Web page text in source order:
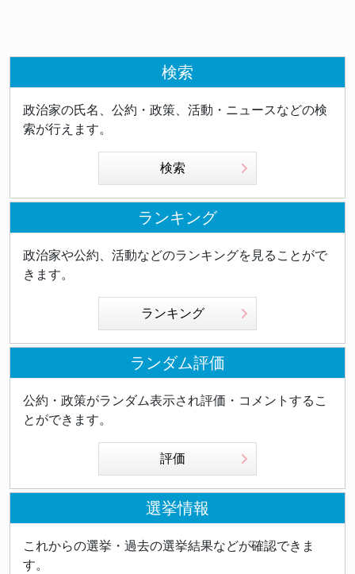
検索
政治家の氏名、公約・政策、活動・ニュースなどの検
索が行えます。
検索
ランキング
政治家や公約、活動などのランキングを見ることがで
きます。
ランキング
ランダム評価
公約・政策がランダム表示され評価・コメントするこ
とができます。
評価
選挙情報
これからの選挙・過去の選挙結果などが確認できま
す。